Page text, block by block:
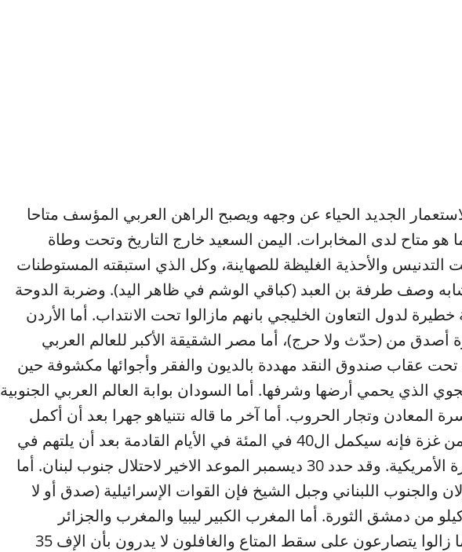
الجديد الحياء عن وجهه ويصبح الراهن العربي المؤسف متاحا
هو متاح لدى المخابرات. اليمن السعيد خارج التاريخ وتحت وطاة
والأحذية الغليظة للصهاينة، وكل الذي استبقته المستوطنات
وصف طرفة بن العبد (كباقي الوشم في ظاهر اليد). وضربة الدوحة
لدول التعاون الخليجي بانهم مازالوا تحت الانتداب. أما الأردن
أصدق من (حدّث ولا حرج)، أما مصر الشقيقة الأكبر للعالم العربي
تحت عقاب صندوق النقد مهددة بالديون والفقر وأجوائها مكشوفة حين
الذي يحمي أرضها وشرفها. أما السودان بوابة العالم العربي الجنوبية
المعادن وتجار الحروب. أما آخر ما قاله نتنياهو جهرا بعد أن أكمل
احتلال 60 في المئة من غزة فإنه سيكمل ال40 في المئة في الأيام القادمة بعد أن يلتهم في
تلذذ بسكويت المبادرة الأمريكية. وقد حدد 30 ديسمبر الموعد الاخير لاحتلال جنوب لبنان. أما
والجنوب اللبناني وجبل الشيخ فإن القوات الإسرائيلية (صدق أو لا
على بعد 25 كيلو من دمشق الثورة. أما المغرب الكبير ليبيا والمغرب والجزائر
وموريتانيا وتونس فما زالوا يتصارعون على سقط المتاع والغافلون لا يدرون بأن الإف 35